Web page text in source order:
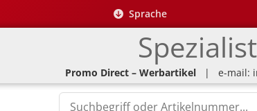
Sprache
Promo Direct – Werbartikel | e-mail: